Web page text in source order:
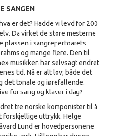
SANGEN
er det? Hadde vi levd for 200
Da virket de store mesterne
plassen i sangrepertoarets
og mange flere. Den til
musikken har selvsagt endret
tid. Nå er alt lov; både det
det tonale og iørefallende.
for sang og klaver i dag?
tre norske komponister til å
forskjellige uttrykk. Helge
Lund er hovedpersonene